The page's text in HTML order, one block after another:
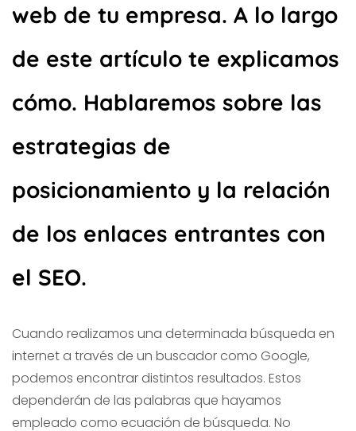
web de tu empresa. A lo largo
de este artículo te explicamos
cómo. Hablaremos sobre las
estrategias de
posicionamiento y la relación
de los enlaces entrantes con
el SEO.
Cuando realizamos una determinada búsqueda en
internet a través de un buscador como Google,
podemos encontrar distintos resultados. Estos
dependerán de las palabras que hayamos
empleado como ecuación de búsqueda. No